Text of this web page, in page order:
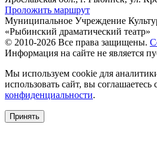
Проложить маршрут
Муниципальное Учреждение
«Рыбинский драматический театр»
© 2010-2026 Все права защищены.
Информация на сайте не является
Мы используем cookie для
использовать сайт, вы соглашаетесь
конфиденциальности.
Принять